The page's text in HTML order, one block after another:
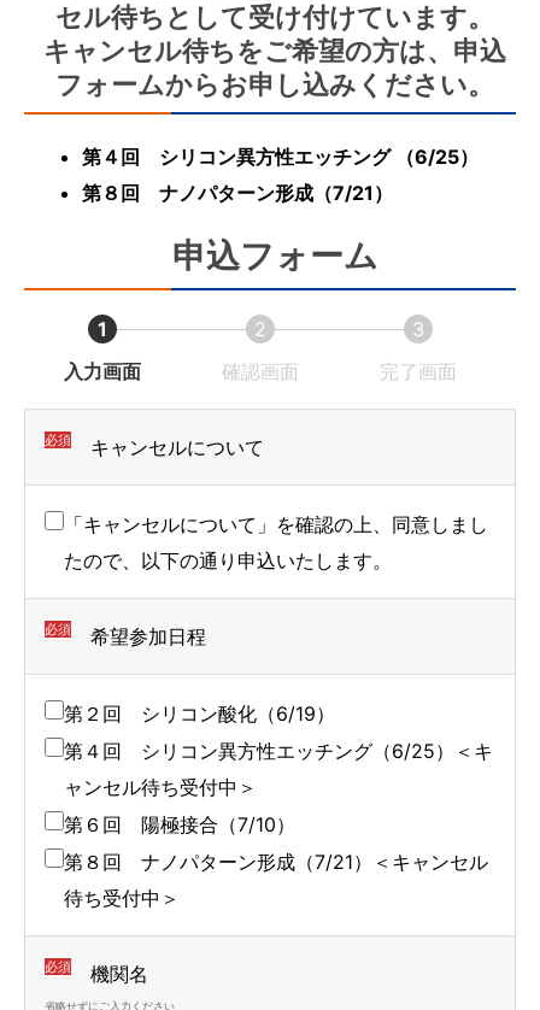
セル待ちとして受け付けています。
キャンセル待ちをご希望の方は、申込
フォームからお申し込みください。
第４回 シリコン異方性エッチング （6/25）
第８回 ナノパターン形成（7/21）
申込フォーム
1
入力画面現
在
表
示
さ
れ
い
で
す。
2
確認画面
在
示
さ
れ
で
3
完了画面
在
示
さ
必須 キャンセルについて
「キャンセルについて」を確認の上、同意しまし
たので、以下の通り申込いたします。
必須 希望参加日程
第２回 シリコン酸化（6/19）
第４回 シリコン異方性エッチング（6/25）＜キ
ャンセル待ち受付中＞
第６回 陽極接合（7/10）
第８回 ナノパターン形成（7/21）＜キャンセル
待ち受付中＞
必須 機関名
省略せずにご入力ください